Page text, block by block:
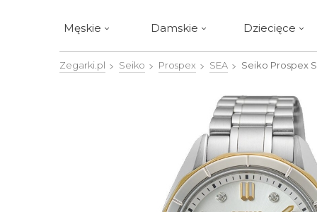
Męskie
Eleganckie
Klasyczne
Sportowe
Luksusowe
Nurkowe
Damskie
Eleganckie
Klasyczne
Sportowe
Luksusowe
Nurkowe
Dziecięce
Boccia Titanium
Candino
Edifice
Festina
FLIK-
G-
Zegarki.pl Seiko Prospex SEA Seiko Prospex